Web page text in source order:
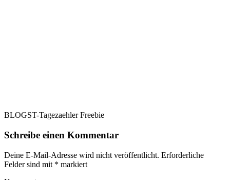
BLOGST-Tagezaehler Freebie
Schreibe einen Kommentar
Deine E-Mail-Adresse wird nicht veröffentlicht. Erforderliche
Felder sind mit * markiert